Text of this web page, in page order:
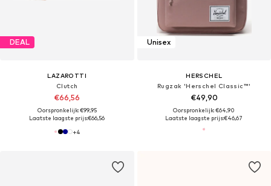
DEAL
LAZAROTTI
Clutch
€66,56
Oorspronkelijk: €99,95
Laatste laagste prijs:€66,56
+4
Unisex
HERSCHEL
Rugzak 'Herschel Classic™'
€49,90
Oorspronkelijk: €64,90
Laatste laagste prijs:€46,67